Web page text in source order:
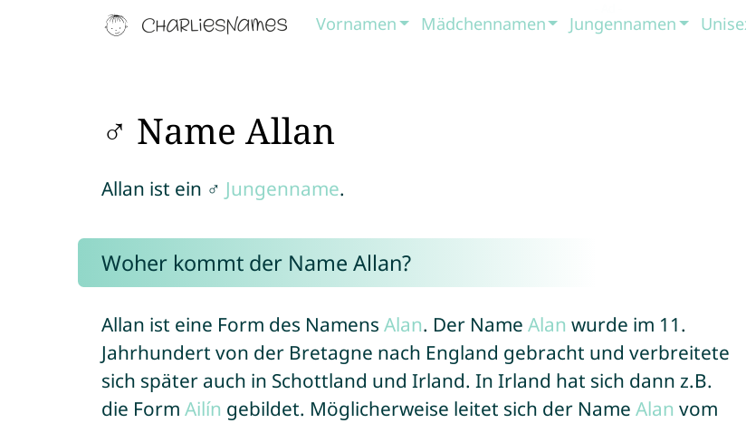
Vornamen Mädchennamen Jungennamen
♂ Name Allan
Allan ist ein ♂ Jungenname.
Woher kommt der Name Allan?
Allan ist eine Form des Namens Alan. Der Name Alan wurde im 11.
Jahrhundert von der Bretagne nach England gebracht und verbreitete
sich später auch in Schottland und Irland. In Irland hat sich dann z.B.
die Form Ailín gebildet. Möglicherweise leitet sich der Name Alan vom